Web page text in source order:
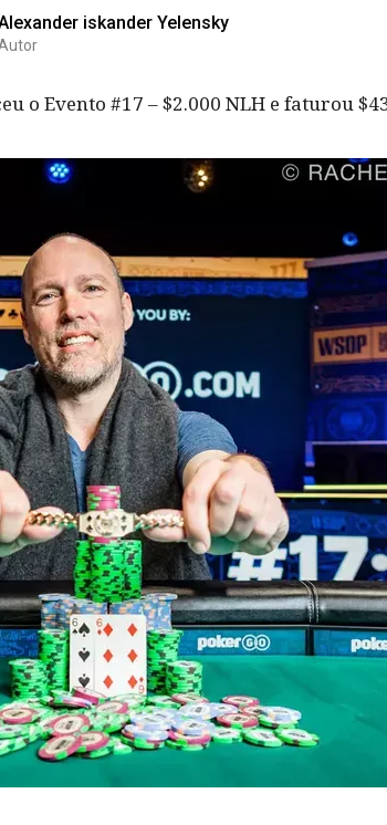
iskander Yelensky
o Evento #17 – $2.000 NLH e faturou